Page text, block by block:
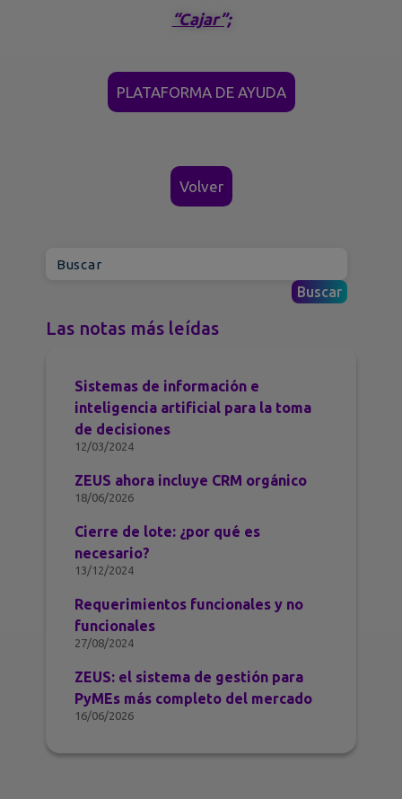
“Cajar”;
PLATAFORMA DE AYUDA
Volver
Las notas más leídas
Sistemas de información e
inteligencia artificial para la toma
de decisiones
12/03/2024
ZEUS ahora incluye CRM orgánico
18/06/2026
Cierre de lote: ¿por qué es
necesario?
13/12/2024
Requerimientos funcionales y no
funcionales
27/08/2024
ZEUS: el sistema de gestión para
PyMEs más completo del mercado
16/06/2026